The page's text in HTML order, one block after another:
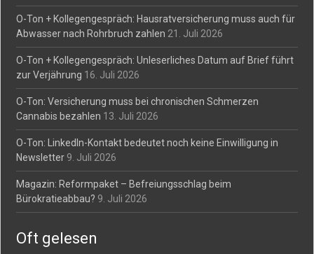
O-Ton + Kollegengespräch: Hausratversicherung muss auch für
Abwasser nach Rohrbruch zahlen 21. Juli 2026
O-Ton + Kollegengespräch: Unleserliches Datum auf Brief führt
zur Verjährung 16. Juli 2026
O-Ton: Versicherung muss bei chronischen Schmerzen
Cannabis bezahlen 13. Juli 2026
O-Ton: LinkedIn-Kontakt bedeutet noch keine Einwilligung in
Newsletter 9. Juli 2026
Magazin: Reformpaket – Befreiungsschlag beim
Bürokratieabbau? 9. Juli 2026
Oft gelesen